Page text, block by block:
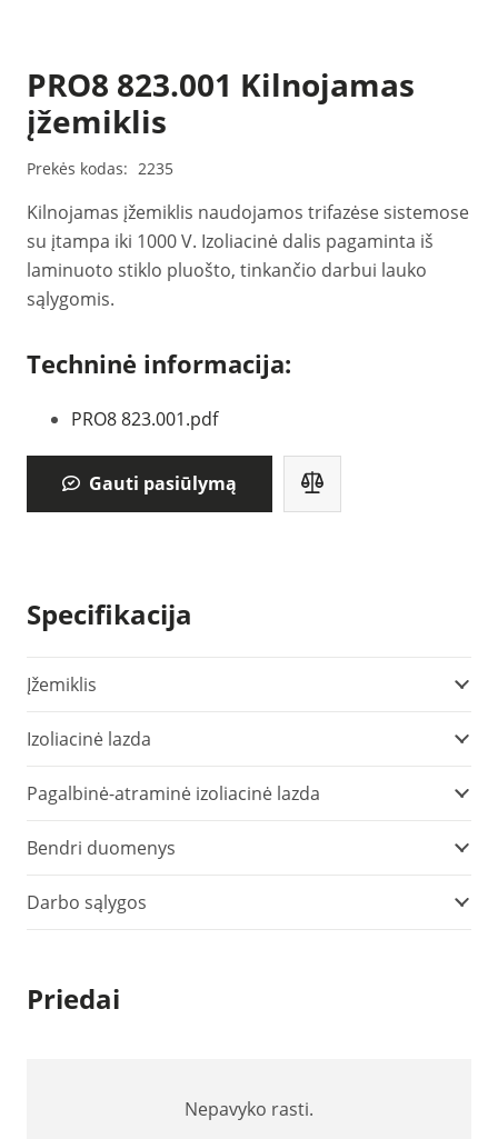
PRO8 823.001 Kilnojamas
įžemiklis
Prekės kodas: 2235
Kilnojamas įžemiklis naudojamos trifazėse sistemose
su įtampa iki 1000 V. Izoliacinė dalis pagaminta iš
laminuoto stiklo pluošto, tinkančio darbui lauko
sąlygomis.
Techninė informacija:
PRO8 823.001.pdf
Gauti pasiūlymą
Specifikacija
Įžemiklis
Izoliacinė lazda
Pagalbinė-atraminė izoliacinė lazda
Bendri duomenys
Darbo sąlygos
Priedai
Nepavyko rasti.